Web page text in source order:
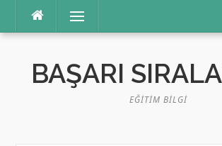
Menü
BAŞARI
EĞITIM BILGI